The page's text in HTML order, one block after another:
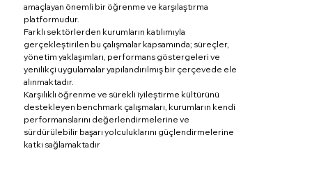
amaçlayan önemli bir öğrenme ve karşılaştırma
platformudur.
Farklı sektörlerden kurumların katılımıyla
gerçekleştirilen bu çalışmalar kapsamında; süreçler,
yönetim yaklaşımları, performans göstergeleri ve
yenilikçi uygulamalar yapılandırılmış bir çerçevede ele
alınmaktadır.
Karşılıklı öğrenme ve sürekli iyileştirme kültürünü
destekleyen benchmark çalışmaları, kurumların kendi
performanslarını değerlendirmelerine ve
sürdürülebilir başarı yolculuklarını güçlendirmelerine
katkı sağlamaktadır